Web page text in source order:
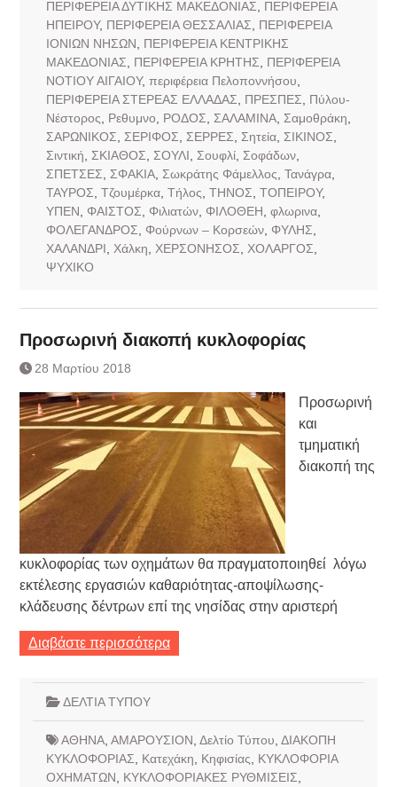
ΠΕΡΙΦΕΡΕΙΑ ΔΥΤΙΚΗΣ ΜΑΚΕΔΟΝΙΑΣ
ΠΕΡΙΦΕΡΕΙΑ
ΗΠΕΙΡΟΥ, ΠΕΡΙΦΕΡΕΙΑ ΘΕΣΣΑΛΙΑΣ
ΠΕΡΙΦΕΡΕΙΑ
ΙΟΝΙΩΝ ΝΗΣΩΝ
ΠΕΡΙΦΕΡΕΙΑ ΚΕΝΤΡΙΚΗΣ
ΜΑΚΕΔΟΝΙΑΣ
ΠΕΡΙΦΕΡΕΙΑ ΚΡΗΤΗΣ
ΠΕΡΙΦΕΡΕΙΑ
ΝΟΤΙΟΥ ΑΙΓΑΙΟΥ, περιφέρεια Πελοποννήσου
ΠΕΡΙΦΕΡΕΙΑ ΣΤΕΡΕΑΣ ΕΛΛΑΔΑΣ
ΠΡΕΣΠΕΣ
Πύλου-
Νέστορος
Ρεθυμνο ΡΟΔΟΣ ΣΑΛΑΜΙΝΑ, Σαμοθράκη
ΣΑΡΩΝΙΚΟΣ
ΣΕΡΙΦΟΣ ΣΕΡΡΕΣ Σητεία, ΣΙΚΙΝΟΣ
Σιντική
ΣΚΙΑΘΟΣ ΣΟΥΛΙ Σουφλί, Σοφάδων,
ΣΠΕΤΣΕΣ
ΣΦΑΚΙΑ, Σωκράτης Φάμελλος Τανάγρα,
ΤΑΥΡΟΣ Τζουμέρκα, Τήλος ΤΗΝΟΣ ΤΟΠΕΙΡΟΥ,
ΥΠΕΝ
ΦΑΙΣΤΟΣ Φιλιατών, ΦΙΛΟΘΕΗ φλωρινα,
ΦΟΛΕΓΑΝΔΡΟΣ
Φούρνων – Κορσεών, ΦΥΛΗΣ
ΧΑΛΑΝΔΡΙ
Χάλκη ΧΕΡΣΟΝΗΣΟΣ ΧΟΛΑΡΓΟΣ
ΨΥΧΙΚΟ
Προσωρινή διακοπή κυκλοφορίας
28 Μαρτίου 2018
Προσωρινή
και
τμηματική
διακοπή της
κυκλοφορίας των οχημάτων θα πραγματοποιηθεί λόγω
εκτέλεσης εργασιών καθαριότητας-αποψίλωσης-
κλάδευσης δέντρων επί της νησίδας στην αριστερή
Διαβάστε περισσότερα
ΔΕΛΤΙΑ ΤΥΠΟΥ
ΑΘΗΝΑ, ΑΜΑΡΟΥΣΙΟΝ Δελτίο Τύπου ΔΙΑΚΟΠΗ
ΚΥΚΛΟΦΟΡΙΑΣ
Κατεχάκη Κηφισίας
ΚΥΚΛΟΦΟΡΙΑ
ΟΧΗΜΑΤΩΝ
ΚΥΚΛΟΦΟΡΙΑΚΕΣ ΡΥΘΜΙΣΕΙΣ